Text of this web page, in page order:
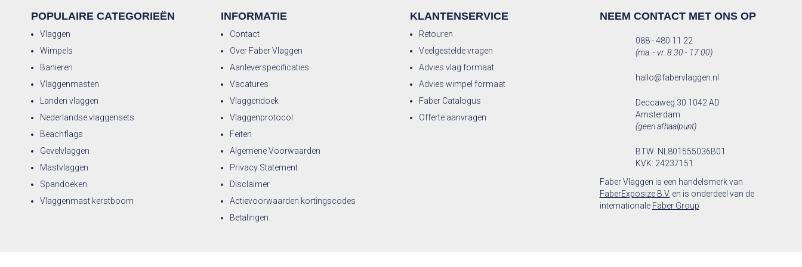
POPULAIRE CATEGORIEËN
Vlaggen
Wimpels
Banieren
Vlaggenmasten
Landen vlaggen
Nederlandse vlaggensets
Beachflags
Gevelvlaggen
Mastvlaggen
Spandoeken
Vlaggenmast kerstboom
INFORMATIE
Contact
Over Faber Vlaggen
Aanleverspecificaties
Vacatures
Vlaggendoek
Vlaggenprotocol
Feiten
Algemene Voorwaarden
Privacy Statement
Disclaimer
Actievoorwaarden kortingscodes
Betalingen
KLANTENSERVICE
Retouren
Veelgestelde vragen
Advies vlag formaat
Advies wimpel formaat
Faber Catalogus
Offerte aanvragen
NEEM CONTACT MET ONS OP
088 - 480 11 22
(ma. - vr. 8:30 - 17:00)
hallo@fabervlaggen.nl
Deccaweg 30 1042 AD
Amsterdam
(geen afhaalpunt)
BTW: NL801555036B01
KVK: 24237151
Faber Vlaggen is een handelsmerk van
FaberExposize B.V. en is onderdeel van de
internationale Faber Group